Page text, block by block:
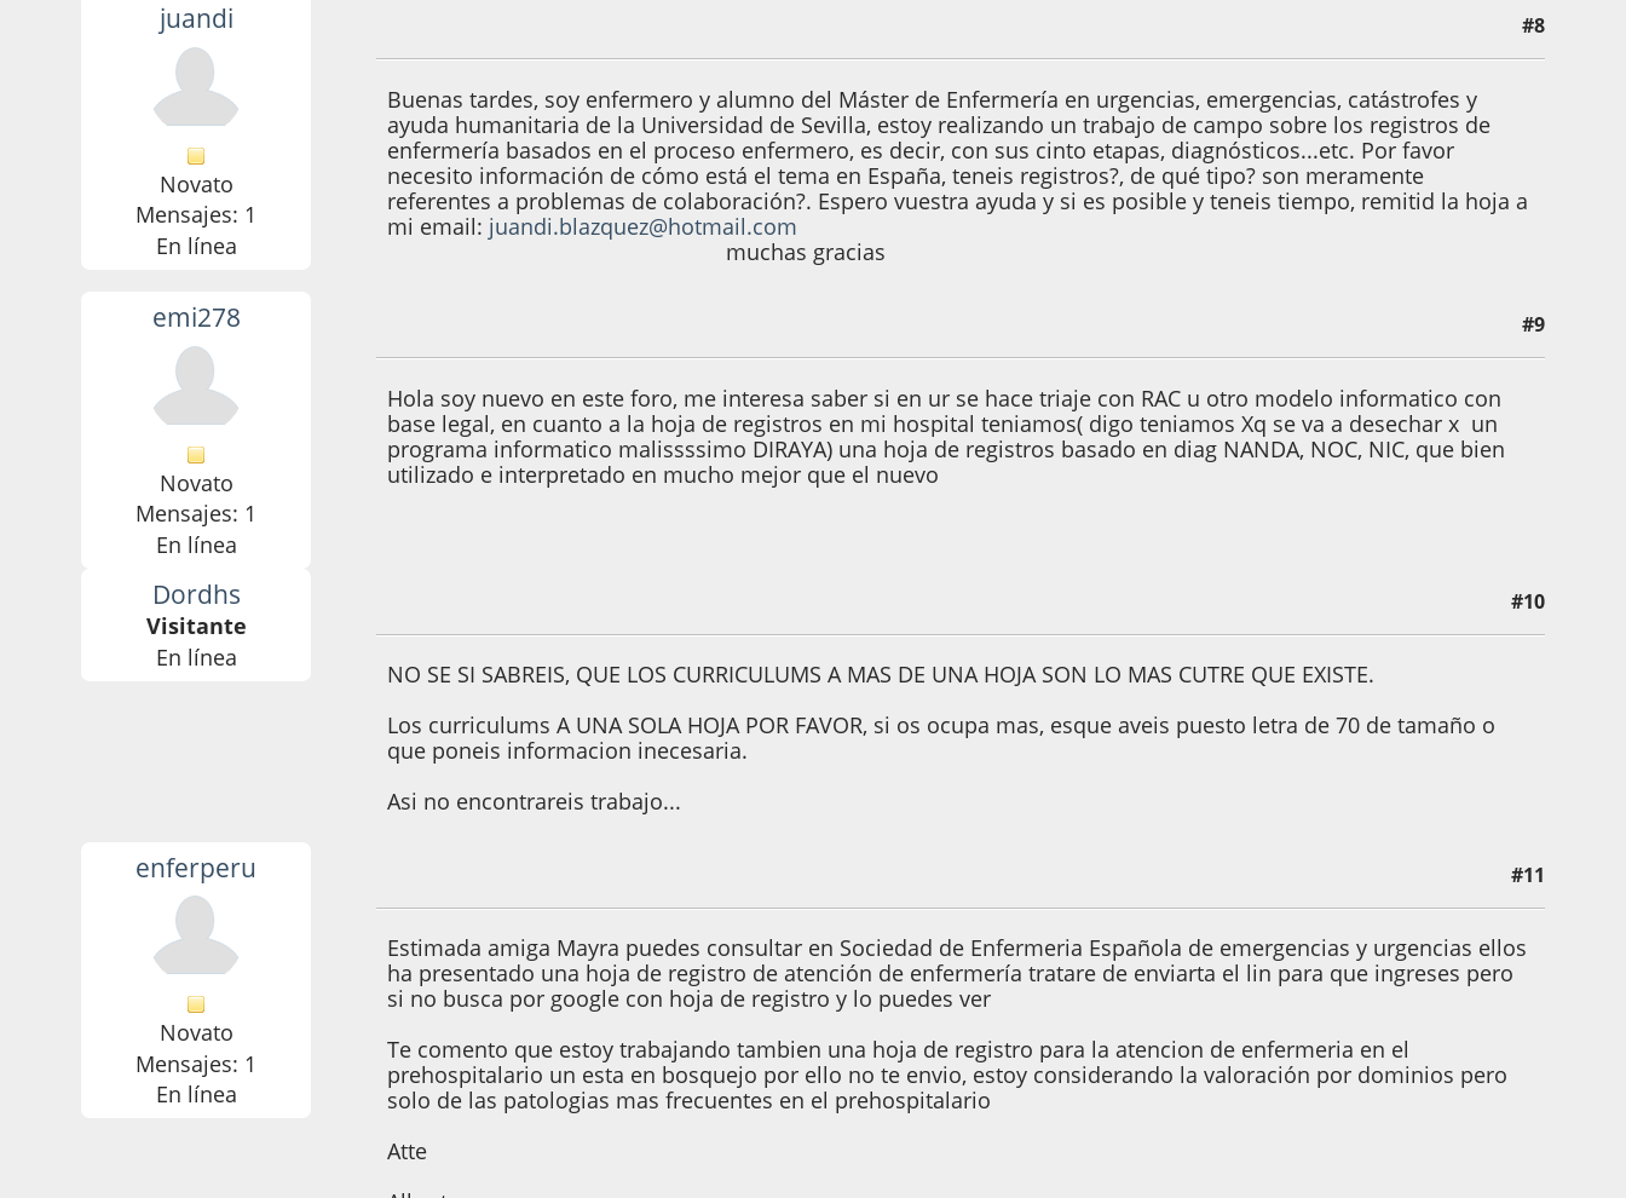
juandi
Novato
Mensajes: 1
En línea
#8
Buenas tardes, soy enfermero y alumno del Máster de Enfermería en urgencias, emergencias, catástrofes y
ayuda humanitaria de la Universidad de Sevilla, estoy realizando un trabajo de campo sobre los registros de
enfermería basados en el proceso enfermero, es decir, con sus cinto etapas, diagnósticos...etc. Por favor
necesito información de cómo está el tema en España, teneis registros?, de qué tipo? son meramente
referentes a problemas de colaboración?. Espero vuestra ayuda y si es posible y teneis tiempo, remitid la hoja a
mi email: juandi.blazquez@hotmail.com
muchas gracias
emi278
Novato
Mensajes: 1
En línea
#9
Hola soy nuevo en este foro, me interesa saber si en ur se hace triaje con RAC u otro modelo informatico con
base legal, en cuanto a la hoja de registros en mi hospital teniamos( digo teniamos Xq se va a desechar x un
programa informatico malissssimo DIRAYA) una hoja de registros basado en diag NANDA, NOC, NIC, que bien
utilizado e interpretado en mucho mejor que el nuevo
Dordhs
Visitante
En línea
#10
NO SE SI SABREIS, QUE LOS CURRICULUMS A MAS DE UNA HOJA SON LO MAS CUTRE QUE EXISTE.
Los curriculums A UNA SOLA HOJA POR FAVOR, si os ocupa mas, esque aveis puesto letra de 70 de tamaño o
que poneis informacion inecesaria.
Asi no encontrareis trabajo...
enferperu
Novato
Mensajes: 1
En línea
#11
Estimada amiga Mayra puedes consultar en Sociedad de Enfermeria Española de emergencias y urgencias ellos
ha presentado una hoja de registro de atención de enfermería tratare de enviarta el lin para que ingreses pero
si no busca por google con hoja de registro y lo puedes ver
Te comento que estoy trabajando tambien una hoja de registro para la atencion de enfermeria en el
prehospitalario un esta en bosquejo por ello no te envio, estoy considerando la valoración por dominios pero
solo de las patologias mas frecuentes en el prehospitalario
Atte